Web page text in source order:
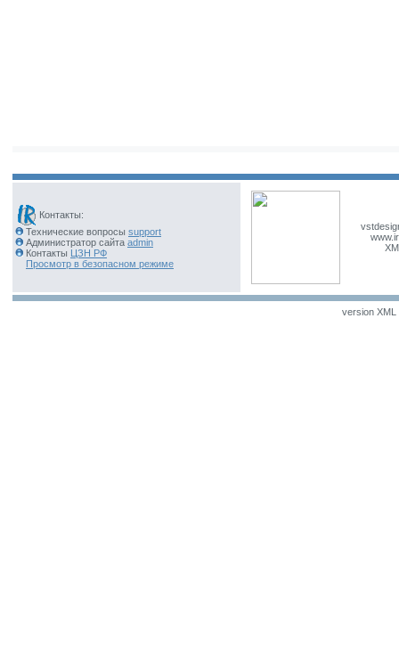
Контакты:
Технические вопросы support
Администратор сайта admin
Контакты ЦЗН РФ
Просмотр в безопасном режиме
version